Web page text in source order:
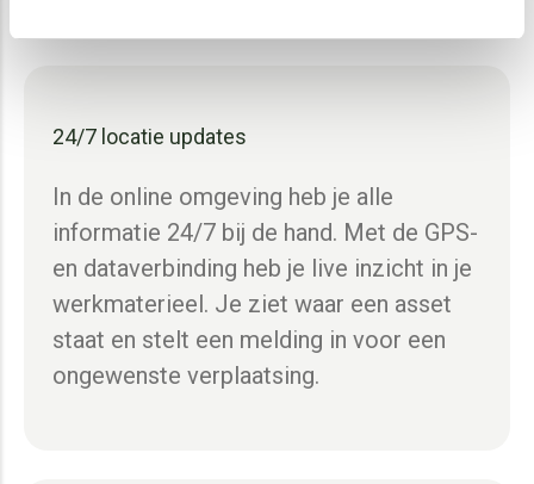
24/7 locatie updates
In de online omgeving heb je alle
informatie 24/7 bij de hand. Met de GPS-
en dataverbinding heb je live inzicht in je
werkmaterieel. Je ziet waar een asset
staat en stelt een melding in voor een
ongewenste verplaatsing.